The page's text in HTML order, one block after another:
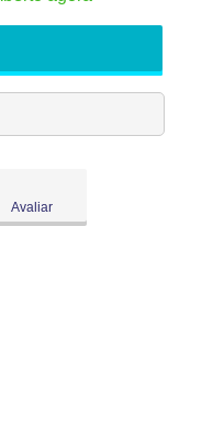
Avaliar